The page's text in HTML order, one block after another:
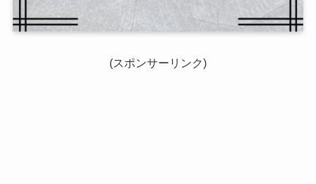
(スポンサーリンク)